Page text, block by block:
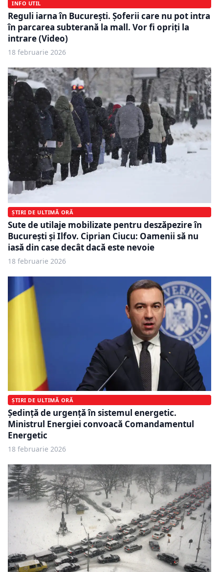
INFO UTIL
Reguli iarna în București. Șoferii care nu pot intra
în parcarea subterană la mall. Vor fi opriți la
intrare (Video)
18 februarie 2026
ȘTIRI DE ULTIMĂ ORĂ
Sute de utilaje mobilizate pentru deszăpezire în
București și Ilfov. Ciprian Ciucu: Oamenii să nu
iasă din case decât dacă este nevoie
18 februarie 2026
ȘTIRI DE ULTIMĂ ORĂ
Ședință de urgență în sistemul energetic.
Ministrul Energiei convoacă Comandamentul
Energetic
18 februarie 2026